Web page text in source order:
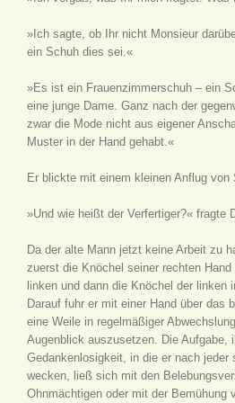
»Ich sagte, ob Ihr nicht Monsieur
ein Schuh dies sei.«
»Es ist ein Frauenzimmerschuh – ein
eine junge Dame. Ganz nach der
zwar die Mode nicht aus eigener
Muster in der Hand gehabt.«
Er blickte mit einem kleinen Anflug von
»Und wie heißt der Verfertiger?« fragte
Da der alte Mann jetzt keine Arbeit zu
zuerst die Knöchel seiner rechten
linken und dann die Knöchel der linken
Darauf fuhr er mit einer Hand über das
eine Weile in regelmäßiger
Augenblick auszusetzen. Die Aufgabe,
Gedankenlosigkeit, in die er nach jeder
wecken, ließ sich mit den
Ohnmächtigen oder mit der Bemühung